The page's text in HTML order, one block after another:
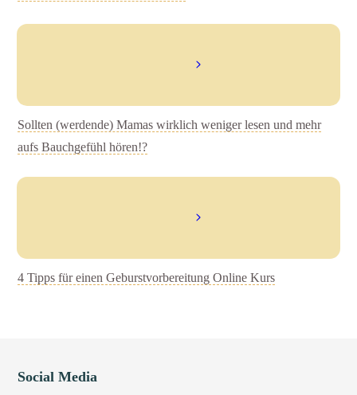
Sollten (werdende) Mamas wirklich weniger lesen und mehr
aufs Bauchgefühl hören!?
4 Tipps für einen Geburstvorbereitung Online Kurs
Social Media